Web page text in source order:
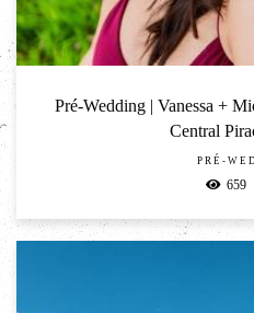
Pré-Wedding | Vanessa +
Central
PRÉ-
659